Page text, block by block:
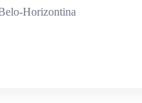
Horizontina